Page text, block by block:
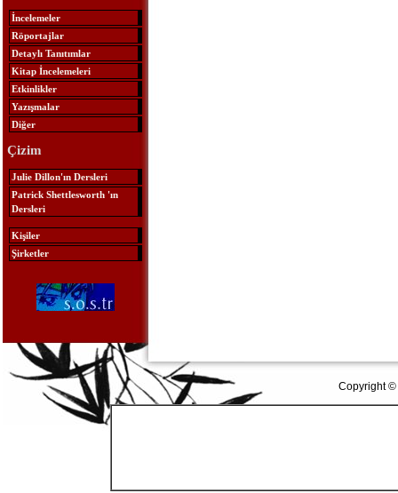
İncelemeler
Röportajlar
Detaylı Tanıtımlar
Kitap İncelemeleri
Etkinlikler
Yazışmalar
Diğer
Çizim
Julie Dillon'ın Dersleri
Patrick Shettlesworth 'ın
Dersleri
Kişiler
Şirketler
Copyright ©